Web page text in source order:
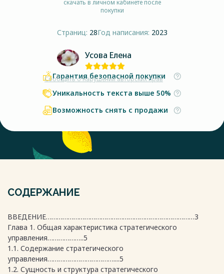
скачать в личном кабинете после
покупки
Страниц: 28Год написания: 2023
Усова Елена
Сообщить о нарушении авторских прав
Гарантия безопасной покупки
Уникальность текста выше 50%
Возможность снять с продажи
СОДЕРЖАНИЕ
ВВЕДЕНИЕ………………………………………………………………………3
Глава 1. Общая характеристика стратегического
управления………………..5
1.1. Содержание стратегического
управления………………………………....5
1.2. Сущность и структура стратегического